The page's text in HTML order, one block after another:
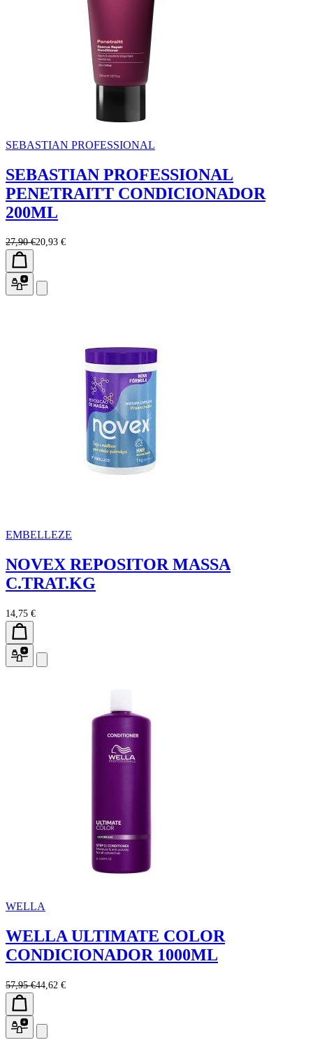
SEBASTIAN PROFESSIONAL
SEBASTIAN PROFESSIONAL
PENETRAITT CONDICIONADOR
200ML
27,90 €20,93 €
EMBELLEZE
NOVEX REPOSITOR MASSA
C.TRAT.KG
14,75 €
WELLA
WELLA ULTIMATE COLOR
CONDICIONADOR 1000ML
57,95 €44,62 €